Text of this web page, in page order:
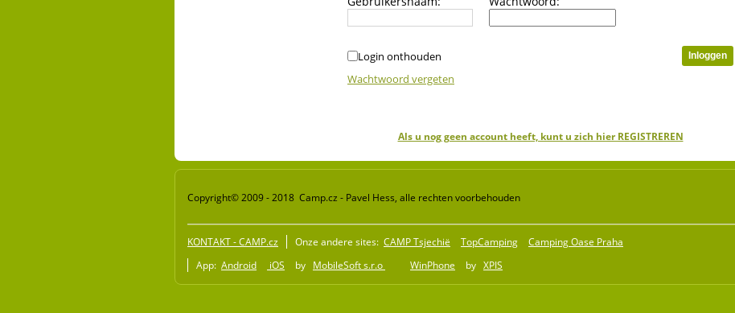
Login onthouden
Wachtwoord vergeten
Als u nog geen account heeft, kunt u zich hier REGISTREREN
Copyright© 2009 - 2018 Camp.cz - Pavel Hess, alle rechten voorbehouden
KONTAKT - CAMP.cz Onze andere sites: CAMP Tsjechië TopCamping
Camping Oase Praha
App: Android iOS by MobileSoft s.r.o WinPhone by XPIS